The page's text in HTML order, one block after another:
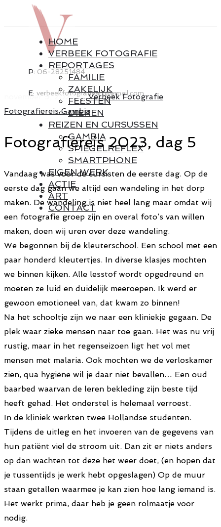
P: 06-28251484
E: verbeekfotografieart@gmail.com
HOME
VERBEEK FOTOGRAFIE
REPORTAGES
FAMILIE
ZAKELIJK
FEESTEN
DIEREN
REIZEN EN CURSUSSEN
GAMBIA
SPIEGELREFLEX
SMARTPHONE
EIGEN WERK
ACTIE
ART
CONTACT
november 9, 2023 byVerbeek Fotografie
Fotografiereis Gambia
Fotografiereis 2023, dag 5
Vandaag was voor de cursisten de eerste dag. Op de
eerste dag gaan we altijd een wandeling in het dorp
maken. De wandeling is niet heel lang maar omdat wij
een fotografie groep zijn en overal foto’s van willen
maken, doen wij uren over deze wandeling.
We begonnen bij de kleuterschool. Een school met een
paar honderd kleutertjes. In diverse klasjes mochten
we binnen kijken. Alle lesstof wordt opgedreund en
moeten ze luid en duidelijk meeroepen. Ik werd er
gewoon emotioneel van, dat kwam zo binnen!
Na het schooltje zijn we naar een kliniekje gegaan. De
plek waar zieke mensen naar toe gaan. Het was nu vrij
rustig, maar in het regenseizoen ligt het vol met
mensen met malaria. Ook mochten we de verloskamer
zien, qua hygiëne wil je daar niet bevallen… Een oud
baarbed waarvan de leren bekleding zijn beste tijd
heeft gehad. Het onderstel is helemaal verroest.
In de kliniek werkten twee Hollandse studenten.
Tijdens de uitleg en het invoeren van de gegevens van
hun patiënt viel de stroom uit. Dan zit er niets anders
op dan wachten tot deze het weer doet, (en hopen dat
je tussentijds je werk hebt opgeslagen) Op de muur
staan getallen waarmee je kan zien hoe lang iemand is.
Het werkt prima, daar heb je geen rolmaatje voor
nodig.